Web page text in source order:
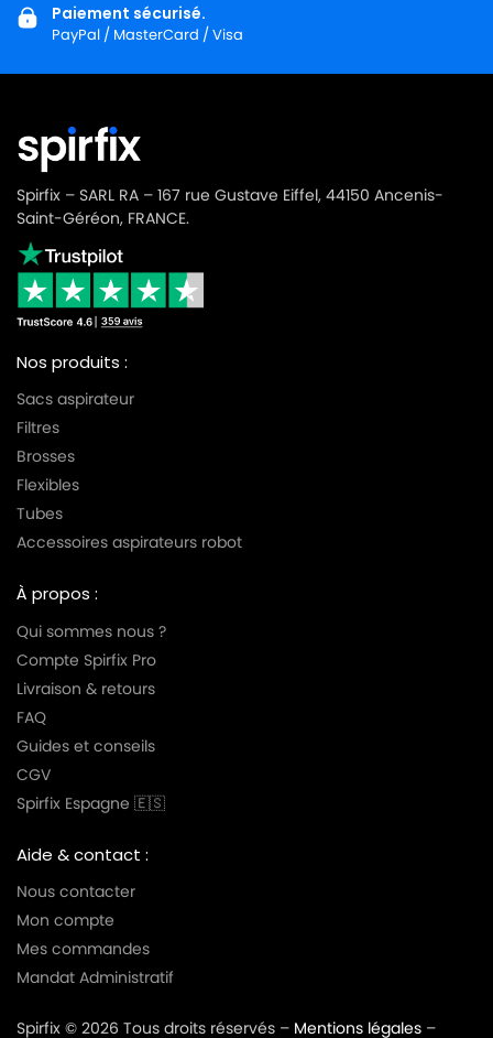
Paiement sécurisé.
PayPal / MasterCard / Visa
Spirfix – SARL RA – 167 rue Gustave Eiffel, 44150 Ancenis-
Saint-Géréon, FRANCE.
Nos produits :
Sacs aspirateur
Filtres
Brosses
Flexibles
Tubes
Accessoires aspirateurs robot
À propos :
Qui sommes nous ?
Compte Spirfix Pro
Livraison & retours
FAQ
Guides et conseils
CGV
Spirfix Espagne 🇪🇸
Aide & contact :
Nous contacter
Mon compte
Mes commandes
Mandat Administratif
Spirfix © 2026 Tous droits réservés – Mentions légales –